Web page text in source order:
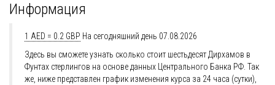
Информация
1 AED = 0.2 GBP На сегодняшний день 07.08.2026
Здесь вы сможете узнать сколько стоит шестьдесят Дирхамов в
Фунтах стерлингов на основе данных Центрального Банка РФ. Так
же, ниже представлен график изменения курса за 24 часа (сутки),